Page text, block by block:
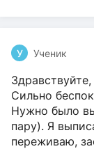
У Ученик
Сильно
Нужно было
пару). Я
переживаю,